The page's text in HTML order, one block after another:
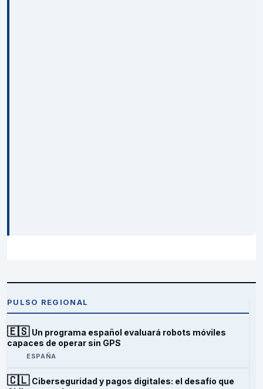
PULSO REGIONAL
🇪🇸 Un programa español evaluará robots móviles
capaces de operar sin GPS
ESPAÑA
🇨🇱 Ciberseguridad y pagos digitales: el desafío que